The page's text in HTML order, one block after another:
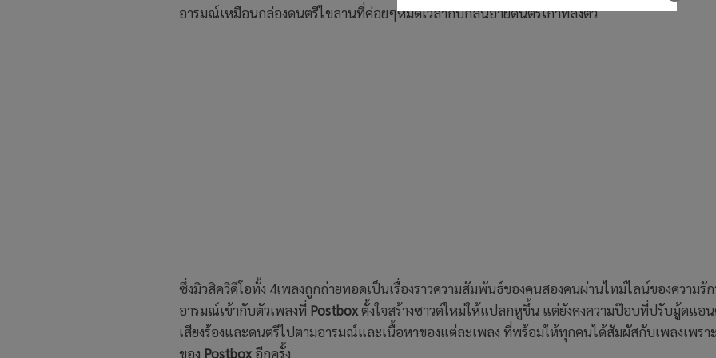
อารมณ์เหมือนกล่องดนตรีไขลานที่ค่อยๆหมดเวลากับกลิ่นอายดนตรีเก่าที่ลงตัว
ซึ่งมิวสิควิดีโอทั้ง 4เพลงถูกถ่ายทอดเป็นเรื่องราวความสัมพันธ์ของคนสองคนผ่านไทม์ไลน์ของความรั
อารมณ์เข้ากับตัวเพลงที่ Postboxตั้งใจสร้างซาวด์ใหม่ให้แปลกหูขึ้น แต่ยังคงความป๊อบที่ปรับมู้ดแอ
เสียงร้องและดนตรีไปตามอารมณ์และเนื้อหาของแต่ละเพลง ที่พร้อมให้ทุกคนได้สัมผัสกับเพลงเพรา
ของ Postbox อีกครั้ง